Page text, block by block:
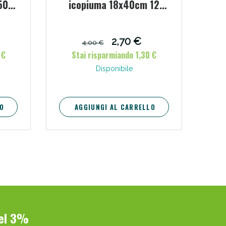
icopiuma 18x40cm 12
4,00 €
2,70 €
Stai risparmiando 1,30 €
Disponibile
AGGIUNGI AL CARRELLO
3%